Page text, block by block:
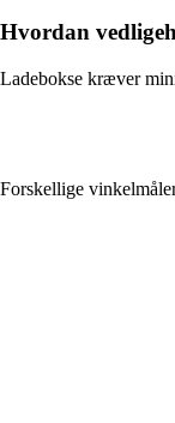
Hvordan
Ladebokse kræver
Forskellige